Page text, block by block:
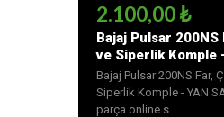
2.100,00 ₺
Bajaj Pulsar
ve Siperlik Komple
Bajaj Pulsar 200NS Far,
Siperlik Komple - YAN
parça online s...